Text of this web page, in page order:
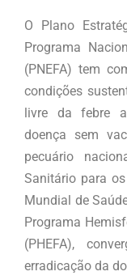
O Plano
Programa
(PNEFA) tem
condições
livre da febre
doença sem
pecuário
Sanitário para
Mundial de
Programa
(PHEFA),
erradicação da